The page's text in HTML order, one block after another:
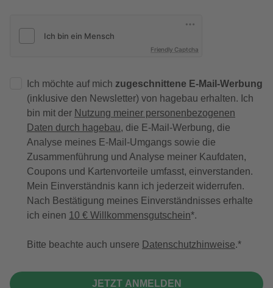
Friendly Captcha
Ich möchte auf mich zugeschnittene E-Mail-Werbung
(inklusive den Newsletter) von hagebau erhalten. Ich
bin mit der Nutzung meiner personenbezogenen
Daten durch hagebau, die E-Mail-Werbung, die
Analyse meines E-Mail-Umgangs sowie die
Zusammenführung und Analyse meiner Kaufdaten,
Coupons und Kartenvorteile umfasst, einverstanden.
Mein Einverständnis kann ich jederzeit widerrufen.
Nach Bestätigung meines Einverständnisses erhalte
ich einen 10 € Willkommensgutschein*.
Bitte beachte auch unsere Datenschutzhinweise.
JETZT ANMELDEN